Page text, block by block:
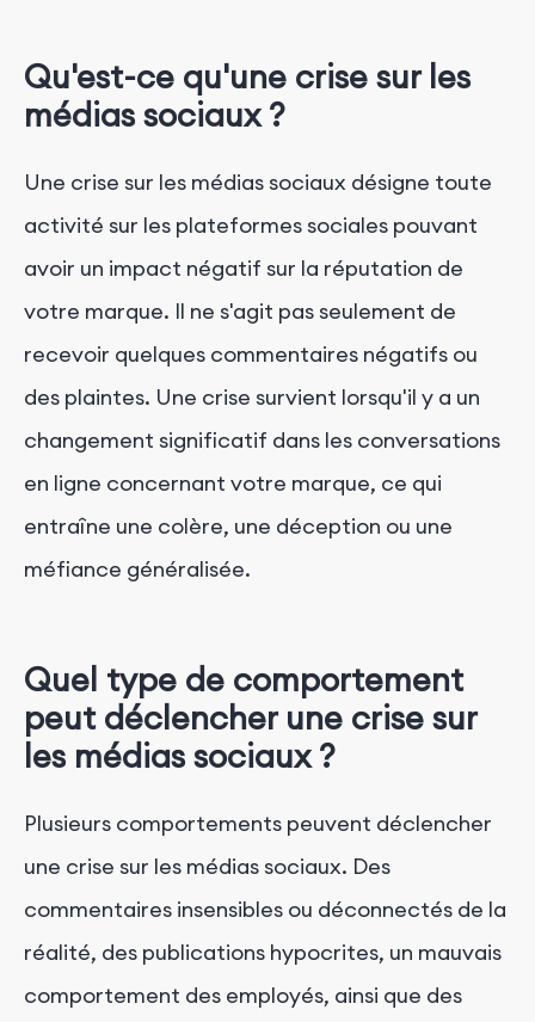
Qu'est-ce qu'une crise sur les
médias sociaux ?
Une crise sur les médias sociaux désigne toute
activité sur les plateformes sociales pouvant
avoir un impact négatif sur la réputation de
votre marque. Il ne s'agit pas seulement de
recevoir quelques commentaires négatifs ou
des plaintes. Une crise survient lorsqu'il y a un
changement significatif dans les conversations
en ligne concernant votre marque, ce qui
entraîne une colère, une déception ou une
méfiance généralisée.
Quel type de comportement
peut déclencher une crise sur
les médias sociaux ?
Plusieurs comportements peuvent déclencher
une crise sur les médias sociaux. Des
commentaires insensibles ou déconnectés de la
réalité, des publications hypocrites, un mauvais
comportement des employés, ainsi que des